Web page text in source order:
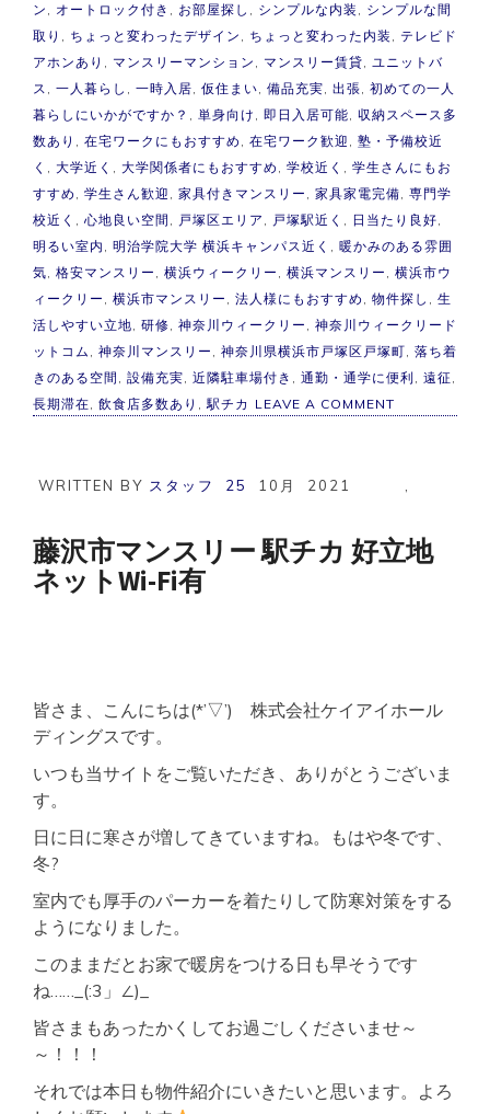
ン , オートロック付き , お部屋探し , シンプルな内装 , シンプルな間
取り , ちょっと変わったデザイン , ちょっと変わった内装 , テレビド
アホンあり , マンスリーマンション , マンスリー賃貸, ユニットバ
ス , 一人暮らし , 一時入居, 仮住まい, 備品充実, 出張, 初めての一人
暮らしにいかがですか？ , 単身向け , 即日入居可能, 収納スペース多
数あり , 在宅ワークにもおすすめ , 在宅ワーク歓迎 , 塾・予備校近
く , 大学近く , 大学関係者にもおすすめ , 学校近く , 学生さんにもお
すすめ , 学生さん歓迎 , 家具付きマンスリー , 家具家電完備, 専門学
校近く , 心地良い空間 , 戸塚区エリア , 戸塚駅近く , 日当たり良好,
明るい室内 , 明治学院大学 横浜キャンパス近く , 暖かみのある雰囲
気, 格安マンスリー , 横浜ウィークリー , 横浜マンスリー , 横浜市ウ
ィークリー , 横浜市マンスリー , 法人様にもおすすめ , 物件探し , 生
活しやすい立地, 研修, 神奈川ウィークリー , 神奈川ウィークリード
ットコム , 神奈川マンスリー , 神奈川県横浜市戸塚区戸塚町, 落ち着
きのある空間 , 設備充実, 近隣駐車場付き , 通勤・通学に便利 , 遠征,
長期滞在, 飲食店多数あり ,駅チカ LEAVE A COMMENT
横
ン
ー
セ
好
地
学
さ
ん
お
め
WRITTEN BY スタッフ 25 10月 ,
2021
藤沢市マンスリー 駅チカ 好立地
ネットWi-Fi有
皆さま、こんにちは(*’▽’) 株式会社ケイアイホール
ディングスです。
いつも当サイトをご覧いただき、ありがとうございま
す。
日に日に寒さが増してきていますね。もはや冬です、
冬?
室内でも厚手のパーカーを着たりして防寒対策をする
ようになりました。
このままだとお家で暖房をつける日も早そうです
ね……_(:3」∠)_
皆さまもあったかくしてお過ごしくださいませ～
～！！！
それでは本日も物件紹介にいきたいと思います。よろ